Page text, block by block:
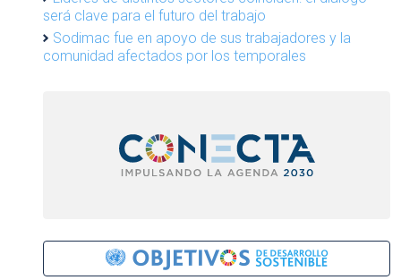
será clave para el futuro del trabajo
Sodimac fue en apoyo de sus trabajadores y la
comunidad afectados por los temporales